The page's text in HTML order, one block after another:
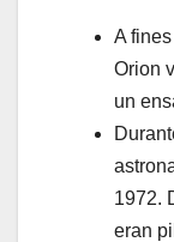
A
Orion
un
1972.
eran